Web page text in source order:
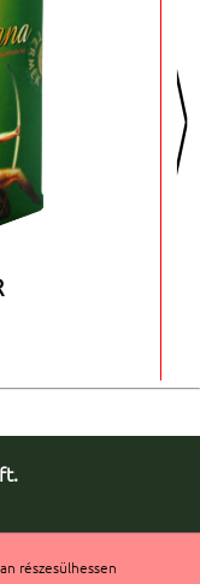
részesülhessen
>